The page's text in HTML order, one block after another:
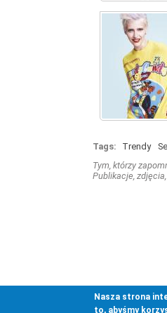
Tags: Trendy
Tym, którzy
Publikacje,
Nasza strona
to, abyśmy